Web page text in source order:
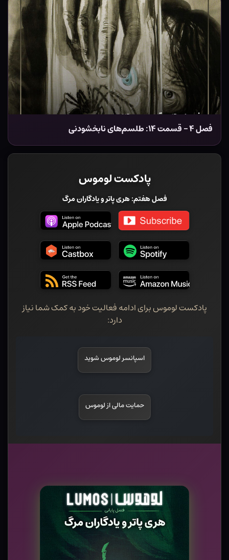
فصل ۴ – قسمت ۱۴: طلسم‌های نابخشودنی
پادکست لوموس
فصل هفتم: هری پاتر و یادگاران مرگ
پادکست لوموس برای ادامه فعالیت خود به کمک شما نیاز
دارد:
اسپانسر لوموس شوید
حمایت مالی از لوموس